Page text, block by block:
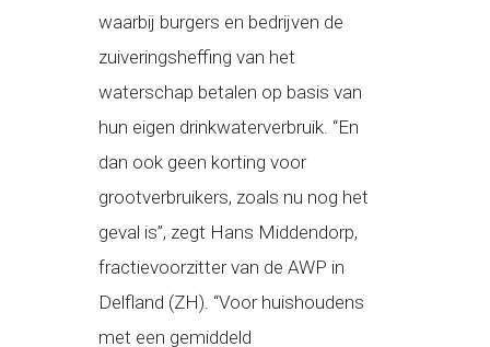
waarbij burgers en bedrijven de
zuiveringsheffing van het
waterschap betalen op basis van
hun eigen drinkwaterverbruik. “En
dan ook geen korting voor
grootverbruikers, zoals nu nog het
geval is”, zegt Hans Middendorp,
fractievoorzitter van de AWP in
Delfland (ZH). “Voor huishoudens
met een gemiddeld